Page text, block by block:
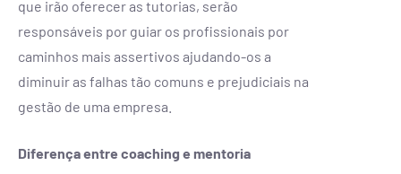
que irão oferecer as tutorias, serão
responsáveis por guiar os profissionais por
caminhos mais assertivos ajudando-os a
diminuir as falhas tão comuns e prejudiciais na
gestão de uma empresa.
Diferença entre coaching e mentoria